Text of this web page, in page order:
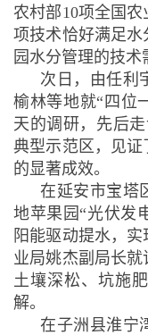
农村部10项全国农
项技术恰好满足
园水分管理的技术
次日，由任利
榆林等地就“四位
天的调研，先后
典型示范区，见
的显著成效。
在延安市宝塔
地苹果园“光伏发
阳能驱动提水，
业局姚杰副局长就
土壤深松、坑施
解。
在子洲县淮宁